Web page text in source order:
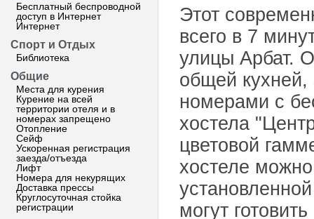
Бесплатный беспроводной
доступ в Интернет
Интернет
Спорт и Отдых
Библиотека
Общие
Места для курения
Курение на всей
территории отеля и в
номерах запрещено
Отопление
Сейф
Ускоренная регистрация
заезда/отъезда
Лифт
Номера для некурящих
Доставка прессы
Круглосуточная стойка
регистрации
Этот
всего в 7
улицы Арбат.
общей кухней,
номерами с
хостела
цветовой
хостеле
могут